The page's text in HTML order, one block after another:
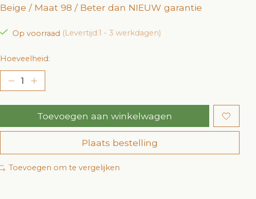
Beige / Maat 98 / Beter dan NIEUW garantie
Op voorraad (Levertijd:1 - 3 werkdagen)
Hoeveelheid:
Toevoegen aan winkelwagen
Plaats bestelling
Toevoegen om te vergelijken